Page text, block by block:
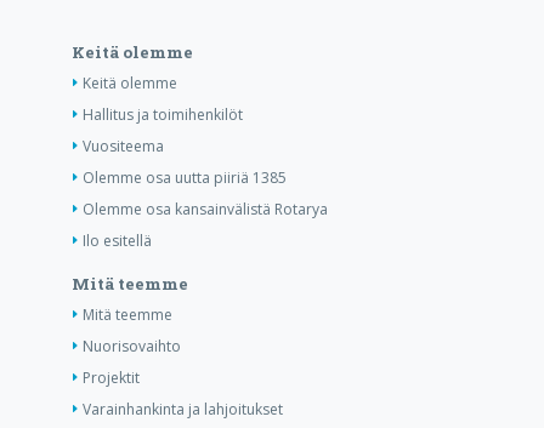
Keitä olemme
Keitä olemme
Hallitus ja toimihenkilöt
Vuositeema
Olemme osa uutta piiriä 1385
Olemme osa kansainvälistä Rotarya
Ilo esitellä
Mitä teemme
Mitä teemme
Nuorisovaihto
Projektit
Varainhankinta ja lahjoitukset